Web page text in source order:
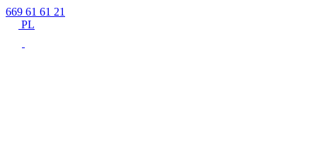
669 61 61 21
PL